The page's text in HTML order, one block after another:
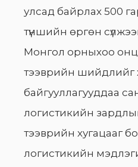
улсад байрлах 500
түншийн өргөн
Монгол орныхоо
тээврийн шийдлийг
байгууллагууддаа
логистикийн
тээврийн хугацааг
логистикийн